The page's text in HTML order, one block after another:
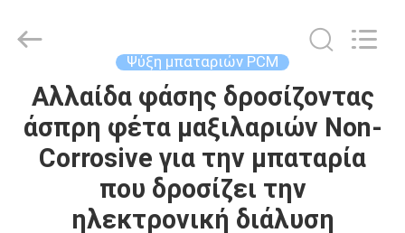
ΣΠΊΤΙ
ΠΡΟΪΌΝΤΑ
ΠΕΡΊΠΟΥ
energy
Technology
Reserved.
Ψύξη μπαταριών PCM
Αλλαίδα φάσης δροσίζοντας
άσπρη φέτα μαξιλαριών Non-
Corrosive για την μπαταρία
που δροσίζει την
ηλεκτρονική διάλυση